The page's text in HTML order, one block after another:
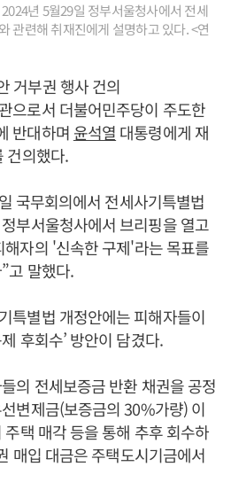
년 5월29일 정부서울청사에서 전세
관련해 취재진에게 설명하고 있다. <연
거부권 행사 건의
으로서 더불어민주당이 주도한
반대하며 윤석열 대통령에게 재
건의했다.
국무회의에서 전세사기특별법
부서울청사에서 브리핑을 열고
자의 '신속한 구제'라는 목표를
고 말했다.
특별법 개정안에는 피해자들이
후회수’ 방안이 담겼다.
의 전세보증금 반환 채권을 공정
변제금(보증금의 30%가량) 이
택 매각 등을 통해 추후 회수하
매입 대금은 주택도시기금에서